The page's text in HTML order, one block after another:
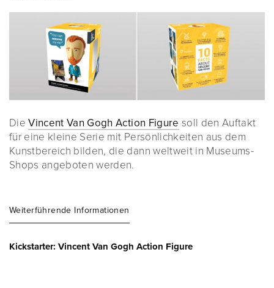
DieVincent Van Gogh Action Figure soll den Auftakt
für eine kleine Serie mit Persönlichkeiten aus dem
Kunstbereich bilden, die dann weltweit in Museums-
Shops angeboten werden.
Weiterführende Informationen
Kickstarter: Vincent Van Gogh Action Figure